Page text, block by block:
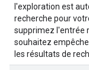
l'exploration est
recherche pour
supprimez l'entrée
souhaitez
les résultats de